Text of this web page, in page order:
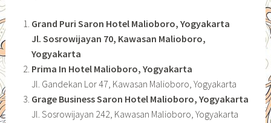
Grand Puri Saron Hotel Malioboro, Yogyakarta
Jl. Sosrowijayan 70, Kawasan Malioboro,
Yogyakarta
Prima In Hotel Malioboro, Yogyakarta
Jl. Gandekan Lor 47, Kawasan Malioboro, Yogyakarta
Grage Business Saron Hotel Malioboro, Yogyakarta
Jl. Sosrowijayan 242, Kawasan Malioboro, Yogyakarta